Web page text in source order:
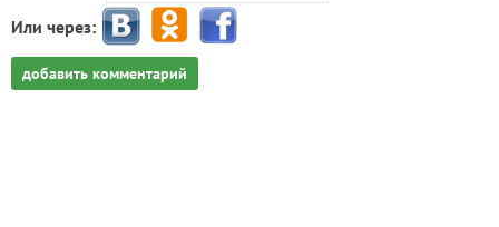
Или через:
добавить комментарий